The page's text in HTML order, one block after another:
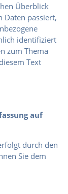
Überblick
Daten passiert,
identifiziert
zum Thema
Text
auf
durch den
Sie dem